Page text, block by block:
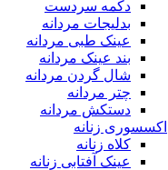
دکمه سردست
بدلیجات مردانه
عینک طبی مردانه
بند عینک مردانه
شال گردن مردانه
چتر مردانه
دستکش مردانه
اکسسوری زنانه
کلاه زنانه
عینک آفتابی زنانه